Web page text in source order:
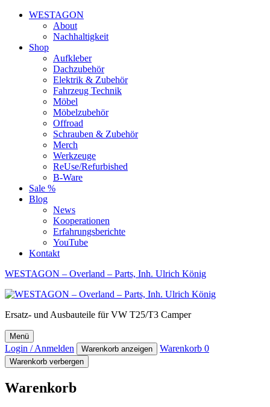
WESTAGON
About
Nachhaltigkeit
Shop
Aufkleber
Dachzubehör
Elektrik & Zubehör
Fahrzeug Technik
Möbel
Möbelzubehör
Offroad
Schrauben & Zubehör
Merch
Werkzeuge
ReUse/Refurbished
B-Ware
Sale %
Blog
News
Kooperationen
Erfahrungsberichte
YouTube
Kontakt
WESTAGON – Overland – Parts, Inh. Ulrich König
Ersatz- und Ausbauteile für VW T25/T3 Camper
Menü
Login / Anmelden Warenkorb anzeigen Warenkorb 0
Warenkorb verbergen
Warenkorb